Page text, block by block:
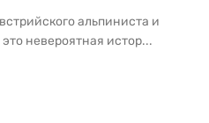
альпиниста и
невероятная истор...